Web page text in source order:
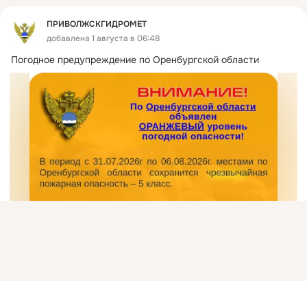
ПРИВОЛЖСКГИДРОМЕТ
добавлена 1 августа в 06:48
Погодное предупреждение по Оренбургской области